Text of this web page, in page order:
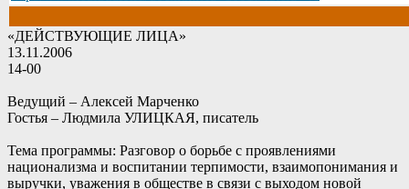
«ДЕЙСТВУЮЩИЕ ЛИЦА»
13.11.2006
14-00
Ведущий – Алексей Марченко
Гостья – Людмила УЛИЦКАЯ, писатель
Тема программы: Разговор о борьбе с проявлениями
национализма и воспитании терпимости, взаимопонимания и
выручки, уважения в обществе в связи с выходом новой